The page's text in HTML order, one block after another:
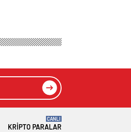
KRIPTO PARALAR
CANLI